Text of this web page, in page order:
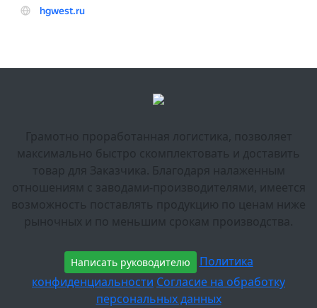
Грамотно проработанная логистика, позволяет
максимально быстро скомплектовать и доставить
товар для Заказчика. Благодаря налаженным
отношениям с заводами-производителями, имеется
возможность поставлять продукцию по ценам ниже
рыночных и по меньшим срокам производства.
Написать руководителю
Политика
конфиденциальности Согласие на обработку
персональных данных